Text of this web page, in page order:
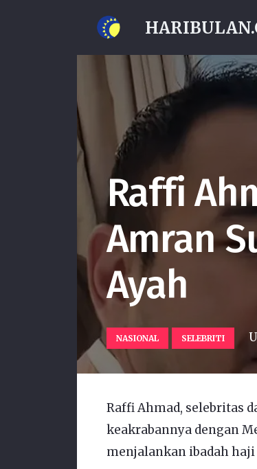
Raffi
Amran
Ayah
NASIONAL SELEBRITI
Raffi Ahmad, selebritas
keakrabannya dengan
menjalankan ibadah